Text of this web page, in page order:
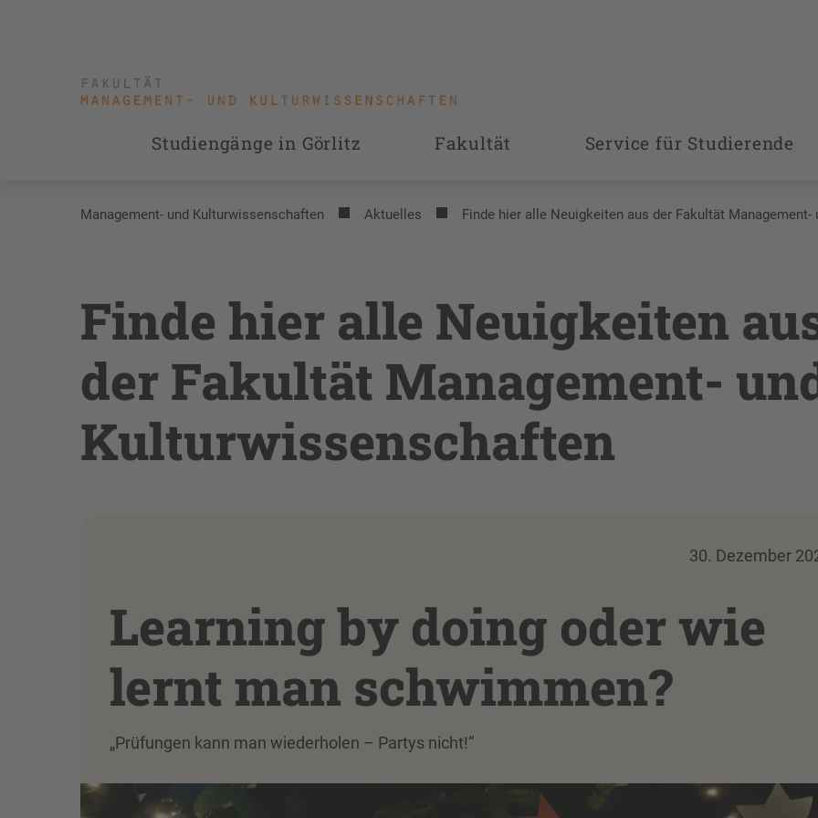
Studiengänge in Görlitz Fakultät Service für Studierende
Management- und Kulturwissenschaften Aktuelles Finde hier alle Neuigkeiten aus der Fakultät
Finde hier alle Neuigkeiten
der Fakultät Management-
Kulturwissenschaften
30. Dezember
Learning by doing oder wie
lernt man schwimmen?
„Prüfungen kann man wiederholen – Partys nicht!“